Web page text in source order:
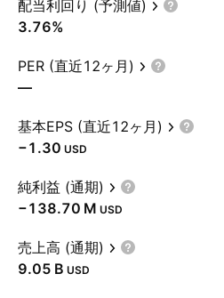
配当利回り (予測値)
3.76%
PER (直近12ヶ月)
—
基本EPS (直近12ヶ月)
−1.30 USD
純利益 (通期)
‪−138.70 M‬ USD
売上高 (通期)
‪9.05 B‬ USD